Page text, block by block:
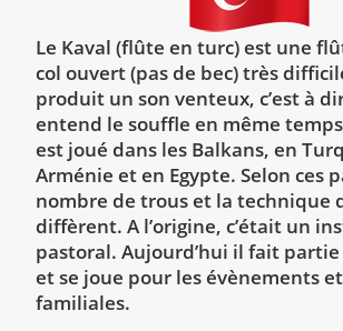
Le Kaval (flûte en turc) est une
col ouvert (pas de bec) très
produit un son venteux, c’est à
entend le souffle en même
est joué dans les Balkans, en
Arménie et en Egypte. Selon ces
nombre de trous et la technique
diffèrent. A l’origine, c’était un
pastoral. Aujourd’hui il fait
et se joue pour les évènements
familiales.